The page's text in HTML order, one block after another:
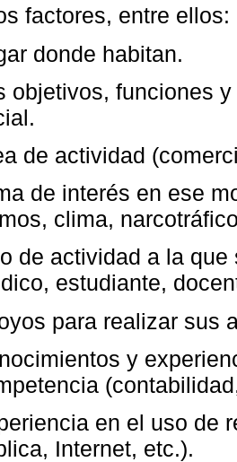
factores, entre ellos:
donde habitan.
objetivos, funciones
de actividad
de interés en ese
clima,
de actividad a la
estudiante,
para realizar sus
y
en el uso de
Internet, etc.).